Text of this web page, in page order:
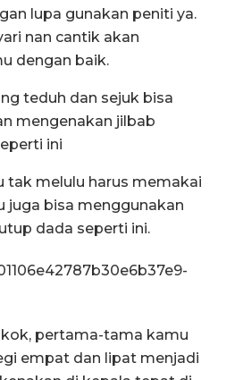
lupa gunakan peniti ya.
nan cantik akan
dengan baik.
teduh dan sejuk bisa
mengenakan jilbab
ini
tak melulu harus memakai
juga bisa menggunakan
dada seperti ini.
kok, pertama-tama kamu
empat dan lipat menjadi